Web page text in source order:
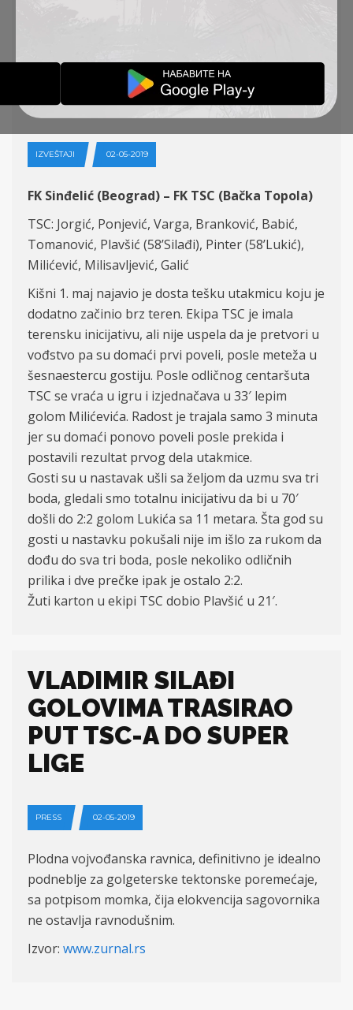
SRBIJE – 36. KOLO
(PLAY-OFF)
IZVEŠTAJI 02-05-2019
FK Sinđelić (Beograd) – FK TSC (Bačka Topola)
TSC: Jorgić, Ponjević, Varga, Branković, Babić,
Tomanović, Plavšić (58’Silađi), Pinter (58’Lukić),
Milićević, Milisavljević, Galić
Kišni 1. maj najavio je dosta tešku utakmicu koju je
dodatno začinio brz teren. Ekipa TSC je imala
terensku inicijativu, ali nije uspela da je pretvori u
vođstvo pa su domaći prvi poveli, posle meteža u
šesnaestercu gostiju. Posle odličnog centaršuta
TSC se vraća u igru i izjednačava u 33′ lepim
golom Milićevića. Radost je trajala samo 3 minuta
jer su domaći ponovo poveli posle prekida i
postavili rezultat prvog dela utakmice.
Gosti su u nastavak ušli sa željom da uzmu sva tri
boda, gledali smo totalnu inicijativu da bi u 70′
došli do 2:2 golom Lukića sa 11 metara. Šta god su
gosti u nastavku pokušali nije im išlo za rukom da
dođu do sva tri boda, posle nekoliko odličnih
prilika i dve prečke ipak je ostalo 2:2.
Žuti karton u ekipi TSC dobio Plavšić u 21′.
VLADIMIR SILAĐI
GOLOVIMA TRASIRAO
PUT TSC-A DO SUPER
LIGE
PRESS 02-05-2019
Plodna vojvođanska ravnica, definitivno je idealno
podneblje za golgeterske tektonske poremećaje,
sa potpisom momka, čija elokvencija sagovornika
ne ostavlja ravnodušnim.
Izvor: www.zurnal.rs